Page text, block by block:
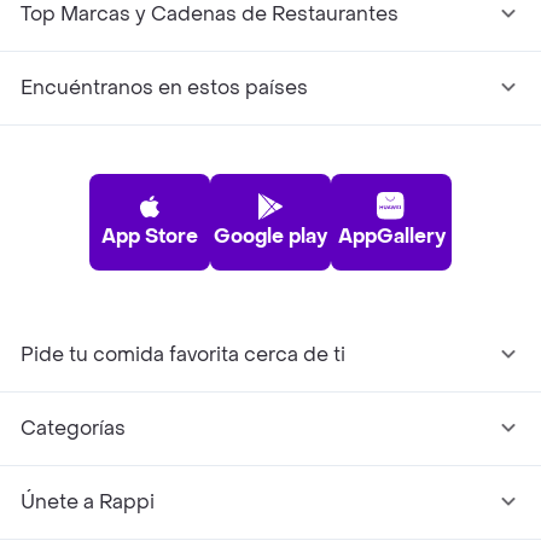
Top Marcas y Cadenas de Restaurantes
Encuéntranos en estos países
App Store Google play AppGallery
Pide tu comida favorita cerca de ti
Categorías
Únete a Rappi